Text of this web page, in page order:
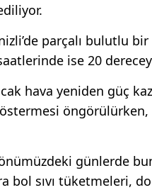
parçalı bulutlu
ise 20
hava yeniden güç
öngörülürken,
günlerde
bol sıvı tüketmeleri,